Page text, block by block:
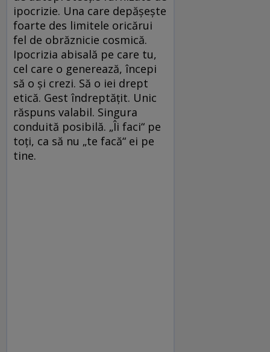
ipocrizie. Una care depășește
foarte des limitele oricărui
fel de obrăznicie cosmică.
Ipocrizia abisală pe care tu,
cel care o generează, începi
să o și crezi. Să o iei drept
etică. Gest îndreptățit. Unic
răspuns valabil. Singura
conduită posibilă. „Îi faci“ pe
toți, ca să nu „te facă“ ei pe
tine.